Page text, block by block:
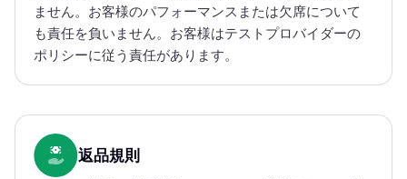
ません。お客様のパフォーマンスまたは欠席について
も責任を負いません。お客様はテストプロバイダーの
ポリシーに従う責任があります。
返品規則